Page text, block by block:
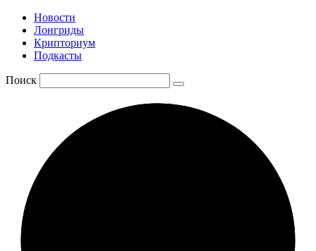
Новости
Лонгриды
Крипториум
Подкасты
Поиск